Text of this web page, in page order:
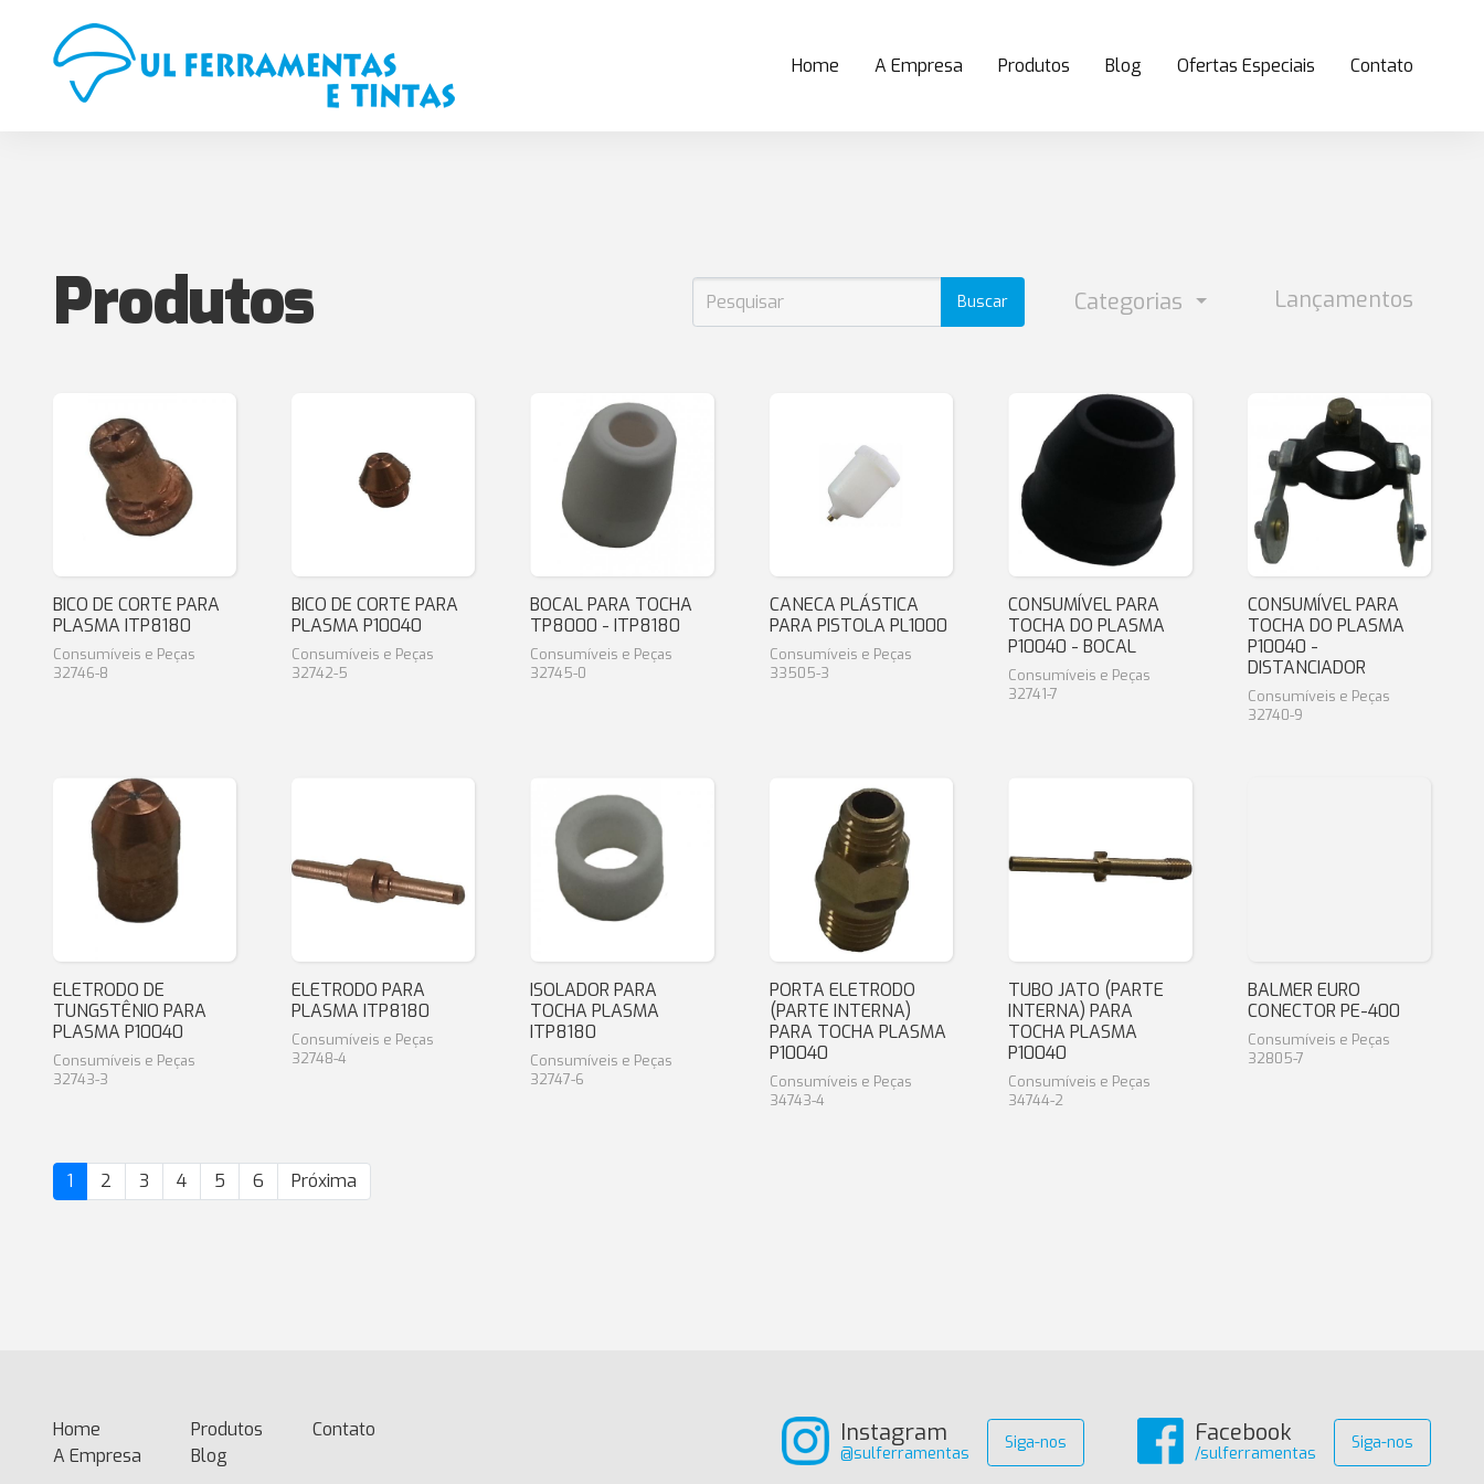
Home
(current)
A Empresa Produtos Blog Ofertas Especiais Contato
Produtos Buscar Categorias Lançamentos
BICO DE CORTE PARA
PLASMA ITP8180
Consumíveis e Peças
32746-8
BICO DE CORTE PARA
PLASMA P10040
Consumíveis e Peças
32742-5
BOCAL PARA TOCHA
TP8000 - ITP8180
Consumíveis e Peças
32745-0
CANECA PLÁSTICA
PARA PISTOLA PL1000
Consumíveis e Peças
33505-3
CONSUMÍVEL PARA
TOCHA DO PLASMA
P10040 - BOCAL
Consumíveis e Peças
32741-7
CONSUMÍVEL PARA
TOCHA DO PLASMA
P10040 -
DISTANCIADOR
Consumíveis e Peças
32740-9
ELETRODO DE
TUNGSTÊNIO PARA
PLASMA P10040
Consumíveis e Peças
32743-3
ELETRODO PARA
PLASMA ITP8180
Consumíveis e Peças
32748-4
ISOLADOR PARA
TOCHA PLASMA
ITP8180
Consumíveis e Peças
32747-6
PORTA ELETRODO
(PARTE INTERNA)
PARA TOCHA PLASMA
P10040
Consumíveis e Peças
34743-4
TUBO JATO (PARTE
INTERNA) PARA
TOCHA PLASMA
P10040
Consumíveis e Peças
34744-2
BALMER EURO
CONECTOR PE-400
Consumíveis e Peças
32805-7
1 2 3 4 5 6 Próxima
Home
A Empresa
Produtos
Blog
Contato Instagram
@sulferramentas
Siga-nos Facebook
/sulferramentas
Siga-nos